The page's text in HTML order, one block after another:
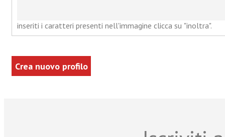
inseriti i caratteri presenti nell'immagine clicca su "inoltra".